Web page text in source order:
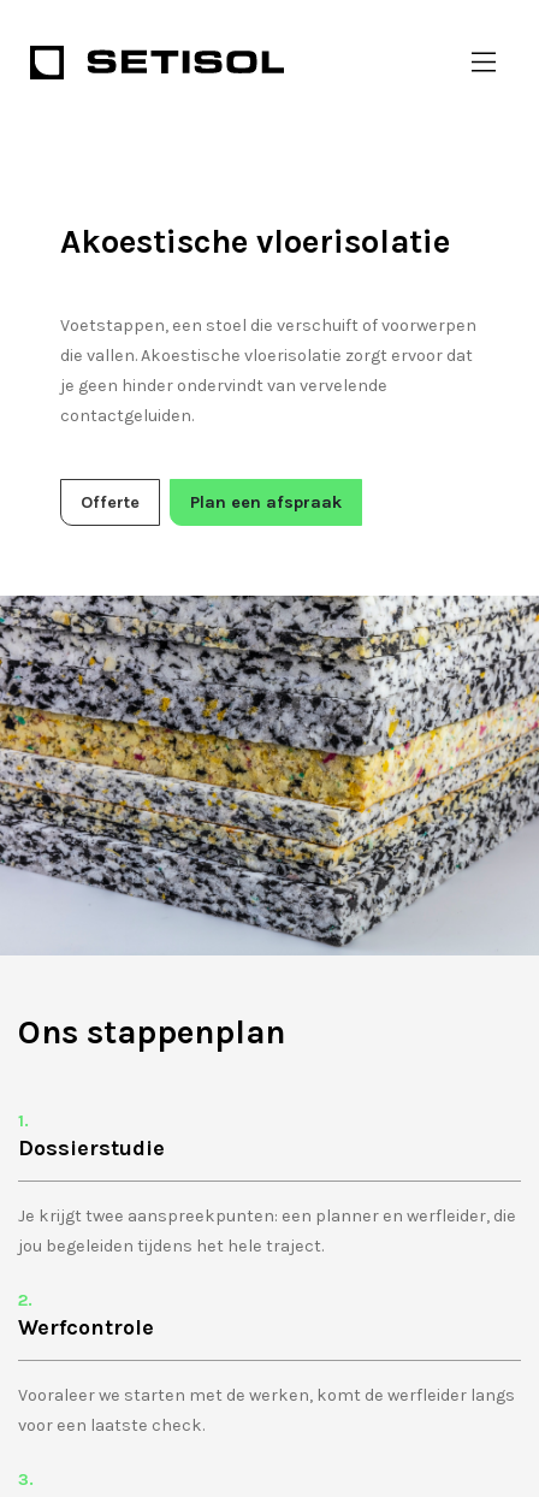
Akoestische vloerisolatie
Voetstappen, een stoel die verschuift of voorwerpen
die vallen. Akoestische vloerisolatie zorgt ervoor dat
je geen hinder ondervindt van vervelende
contactgeluiden.
Offerte Plan een afspraak
Ons stappenplan
1.
Dossierstudie
Je krijgt twee aanspreekpunten: een planner en werfleider, die
jou begeleiden tijdens het hele traject.
2.
Werfcontrole
Vooraleer we starten met de werken, komt de werfleider langs
voor een laatste check.
3.